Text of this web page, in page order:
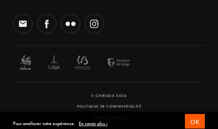
© CHIROUX 2026
POLITIQUE DE CONFIDENTIALITÉ
Pour améliorer votre expérience. En savoir plus › OK